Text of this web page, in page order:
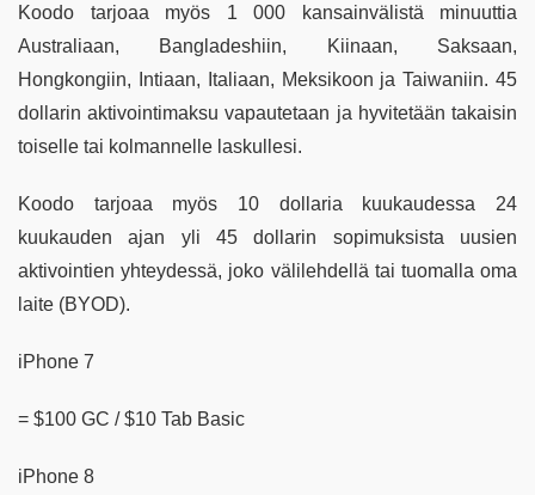
Koodo tarjoaa myös 1 000 kansainvälistä minuuttia
Australiaan, Bangladeshiin, Kiinaan, Saksaan,
Hongkongiin, Intiaan, Italiaan, Meksikoon ja Taiwaniin. 45
dollarin aktivointimaksu vapautetaan ja hyvitetään takaisin
toiselle tai kolmannelle laskullesi.
Koodo tarjoaa myös 10 dollaria kuukaudessa 24
kuukauden ajan yli 45 dollarin sopimuksista uusien
aktivointien yhteydessä, joko välilehdellä tai tuomalla oma
laite (BYOD).
iPhone 7
= $100 GC / $10 Tab Basic
iPhone 8